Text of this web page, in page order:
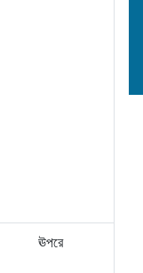
ঊপরে